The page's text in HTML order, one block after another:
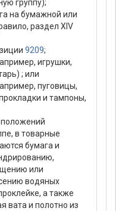
группу);
на бумажной или
раздел XIV
9209;
игрушки,
; или
пуговицы,
и тампоны,
в товарные
бумага и
или
водяных
а также
вата и полотно из